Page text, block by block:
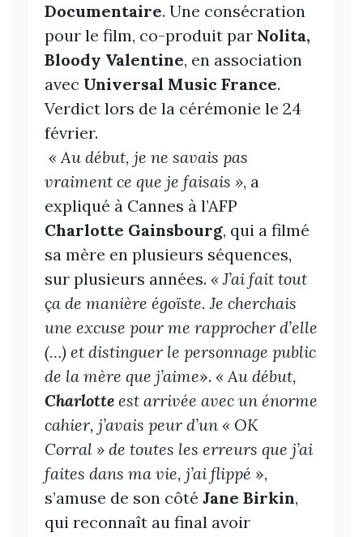
Documentaire. Une consécration
pour le film, co-produit par Nolita,
Bloody Valentine, en association
avec Universal Music France.
Verdict lors de la cérémonie le 24
février.
« Au début, je ne savais pas
vraiment ce que je faisais », a
expliqué à Cannes à l’AFP
Charlotte Gainsbourg, qui a filmé
sa mère en plusieurs séquences,
sur plusieurs années. « J’ai fait tout
ça de manière égoïste. Je cherchais
une excuse pour me rapprocher d’elle
(…) et distinguer le personnage public
de la mère que j’aime». « Au début,
Charlotte est arrivée avec un énorme
cahier, j’avais peur d’un « OK
Corral » de toutes les erreurs que j’ai
faites dans ma vie, j’ai flippé »,
s’amuse de son côté Jane Birkin,
qui reconnaît au final avoir